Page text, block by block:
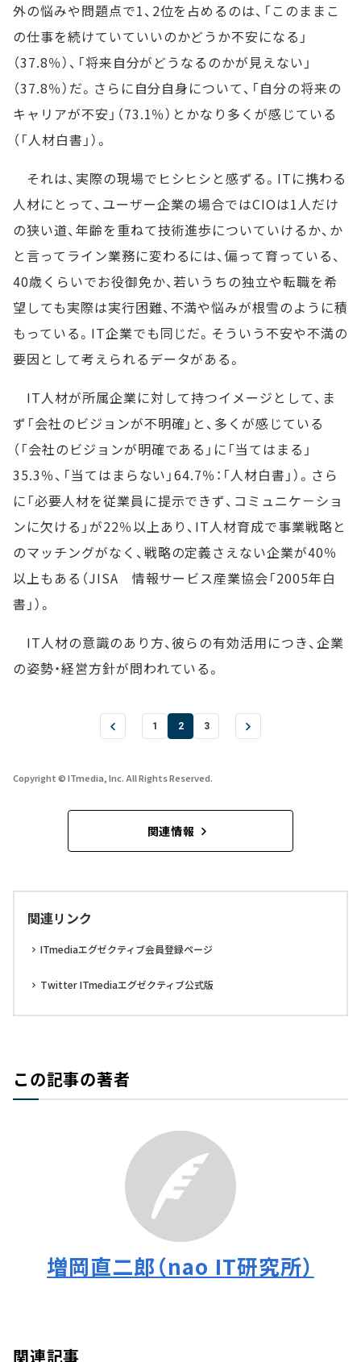
外の悩みや問題点で1、2位を占めるのは、「このままこ
の仕事を続けていていいのかどうか不安になる」
（37.8％）、「将来自分がどうなるのかが見えない」
（37.8％）だ。さらに自分自身について、「自分の将来の
キャリアが不安」（73.1％）とかなり多くが感じている
（「人材白書」）。
それは、実際の現場でヒシヒシと感ずる。ITに携わる
人材にとって、ユーザー企業の場合ではCIOは1人だけ
の狭い道、年齢を重ねて技術進歩についていけるか、か
と言ってライン業務に変わるには、偏って育っている、
40歳くらいでお役御免か、若いうちの独立や転職を希
望しても実際は実行困難、不満や悩みが根雪のように積
もっている。IT企業でも同じだ。そういう不安や不満の
要因として考えられるデータがある。
IT人材が所属企業に対して持つイメージとして、ま
ず「会社のビジョンが不明確」と、多くが感じている
（「会社のビジョンが明確である」に「当てはまる」
35.3％、「当てはまらない」64.7％：「人材白書」）。さら
に「必要人材を従業員に提示できず、コミュニケ－ショ
ンに欠ける」が22％以上あり、IT人材育成で事業戦略と
のマッチングがなく、戦略の定義さえない企業が40％
以上もある（JISA 情報サービス産業協会「2005年白
書」）。
IT人材の意識のあり方、彼らの有効活用につき、企業
の姿勢・経営方針が問われている。
1 2 3
Copyright © ITmedia, Inc. All Rights Reserved.
関連情報
関連リンク
ITmediaエグゼクティブ会員登録ページ
Twitter ITmediaエグゼクティブ公式版
この記事の著者
増岡直二郎（nao IT研究所）
関連記事